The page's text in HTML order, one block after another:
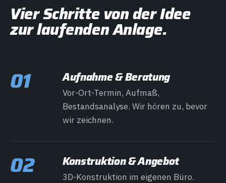
Vier Schritte von der Idee
zur laufenden Anlage.
01 Aufnahme & Beratung
Vor-Ort-Termin, Aufmaß,
Bestandsanalyse. Wir hören zu, bevor
wir zeichnen.
02 Konstruktion & Angebot
3D-Konstruktion im eigenen Büro.